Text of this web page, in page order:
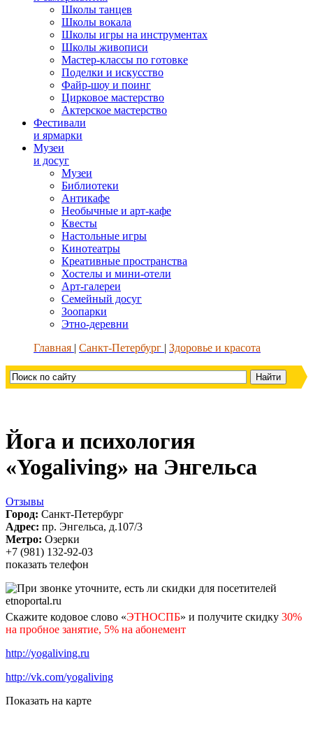
Школы танцев
Школы вокала
Школы игры на инструментах
Школы живописи
Мастер-классы по готовке
Поделки и искусство
Файр-шоу и поинг
Цирковое мастерство
Актерское мастерство
Фестивали
и ярмарки
Музеи
и досуг
Музеи
Библиотеки
Антикафе
Необычные и арт-кафе
Квесты
Настольные игры
Кинотеатры
Креативные пространства
Хостелы и мини-отели
Арт-галереи
Семейный досуг
Зоопарки
Этно-деревни
Главная
Санкт-Петербург Здоровье и красота
Йога и психология
«Yogaliving» на Энгельса
Отзывы
Город: Санкт-Петербург
Адрес: пр. Энгельса, д.107/3
Метро: Озерки
+7 (981) 132-92-03
показать телефон
Скажите кодовое слово «ЭТНОСПБ» и получите скидку 30%
на пробное занятие, 5% на абонемент
http://yogaliving.ru
http://vk.com/yogaliving
Показать на карте